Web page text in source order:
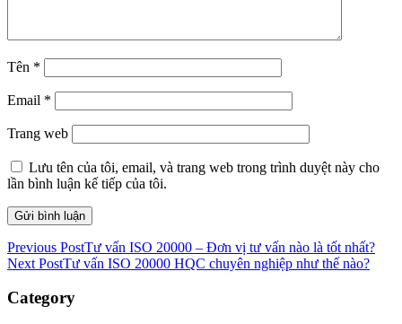
Tên *
Email *
Trang web
Lưu tên của tôi, email, và trang web trong trình duyệt này cho
lần bình luận kế tiếp của tôi.
Previous PostTư vấn ISO 20000 – Đơn vị tư vấn nào là tốt nhất?
Next PostTư vấn ISO 20000 HQC chuyên nghiệp như thế nào?
Category